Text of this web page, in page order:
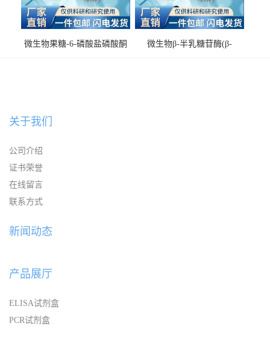
微生物果糖-6-磷酸盐磷酸酮
微生物β-半乳糖苷酶(β-
关于我们
公司介绍
证书荣誉
在线留言
联系方式
新闻动态
产品展厅
ELISA试剂盒
PCR试剂盒